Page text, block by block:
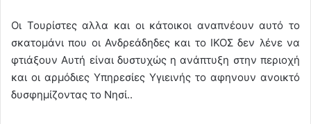
Οι Τουρίστες αλλα και οι κάτοικοι αναπνέουν αυτό το
σκατομάνι που οι Ανδρεάδηδες και το ΙΚΟΣ δεν λένε να
φτιάξουν Αυτή είναι δυστυχώς η ανάπτυξη στην περιοχή
και οι αρμόδιες Υπηρεσίες Υγιεινής το αφηνουν ανοικτό
δυσφημίζοντας το Νησί..